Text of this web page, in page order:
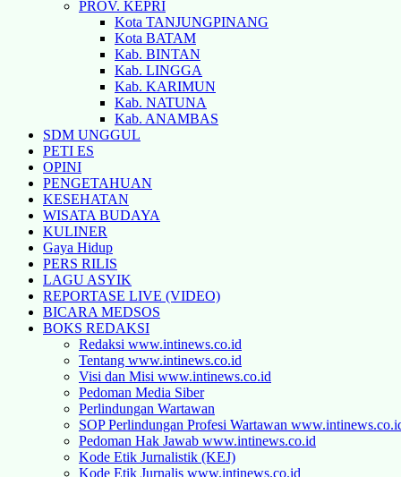
PROV. KEPRI
Kota TANJUNGPINANG
Kota BATAM
Kab. BINTAN
Kab. LINGGA
Kab. KARIMUN
Kab. NATUNA
Kab. ANAMBAS
SDM UNGGUL
PETI ES
OPINI
PENGETAHUAN
KESEHATAN
WISATA BUDAYA
KULINER
Gaya Hidup
PERS RILIS
LAGU ASYIK
REPORTASE LIVE (VIDEO)
BICARA MEDSOS
BOKS REDAKSI
Redaksi www.intinews.co.id
Tentang www.intinews.co.id
Visi dan Misi www.intinews.co.id
Pedoman Media Siber
Perlindungan Wartawan
SOP Perlindungan Profesi Wartawan
Pedoman Hak Jawab www.intinews.co.id
Kode Etik Jurnalistik (KEJ)
Kode Etik Jurnalis www.intinews.co.id